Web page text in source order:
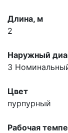
Длина, м
2
Наружный
3
Цвет
пурпурный
Рабочая